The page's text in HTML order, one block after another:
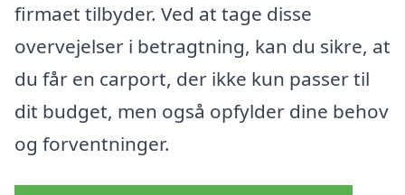
firmaet tilbyder. Ved at tage disse
overvejelser i betragtning, kan du sikre, at
du får en carport, der ikke kun passer til
dit budget, men også opfylder dine behov
og forventninger.